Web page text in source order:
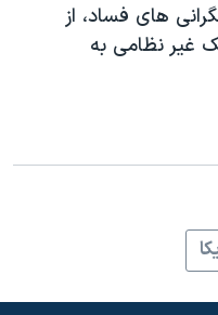
های فساد، از
دلار کمک غیر نظامی به